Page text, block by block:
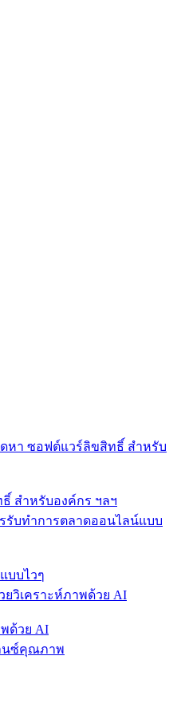
สำหรับองค์กร ฯลฯ
บบไวๆ
ด้วย AI